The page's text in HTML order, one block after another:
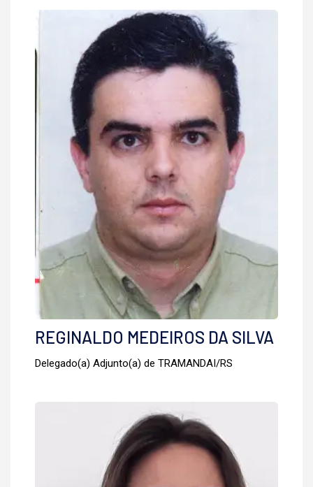
REGINALDO MEDEIROS DA SILVA
Delegado(a) Adjunto(a) de TRAMANDAI/RS